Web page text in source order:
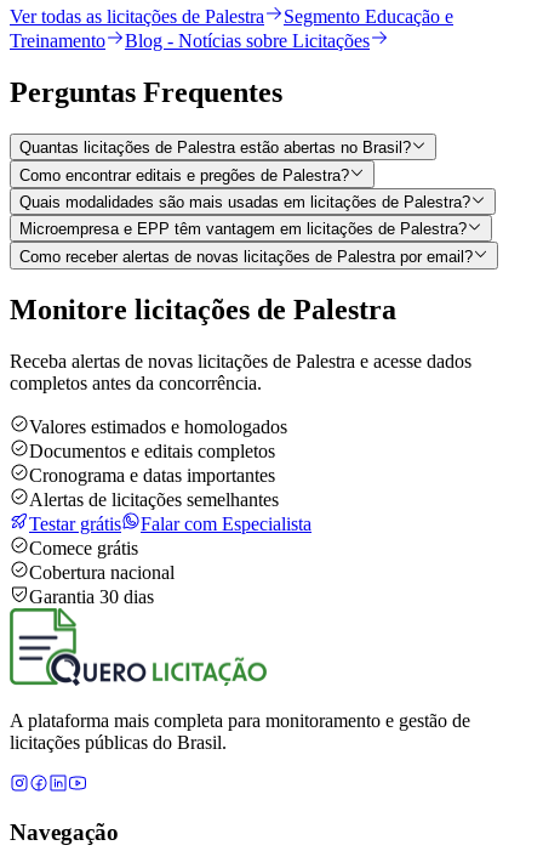
Ver todas as licitações de Palestra
Segmento Educação e
Treinamento
Blog - Notícias sobre Licitações
Perguntas Frequentes
Quantas licitações de Palestra estão abertas no Brasil?
Como encontrar editais e pregões de Palestra?
Quais modalidades são mais usadas em licitações de Palestra?
Microempresa e EPP têm vantagem em licitações de Palestra?
Como receber alertas de novas licitações de Palestra por email?
Monitore licitações de Palestra
Receba alertas de novas licitações de Palestra e acesse dados
completos antes da concorrência.
Valores estimados e homologados
Documentos e editais completos
Cronograma e datas importantes
Alertas de licitações semelhantes
Testar grátis
Falar com Especialista
Comece grátis
Cobertura nacional
Garantia 30 dias
A plataforma mais completa para monitoramento e gestão de
licitações públicas do Brasil.
Navegação